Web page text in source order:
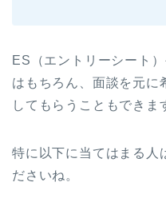
ES（エントリーシート
はもちろん、面談を元に
してもらうこともできま
特に以下に当てはまる人
ださいね。